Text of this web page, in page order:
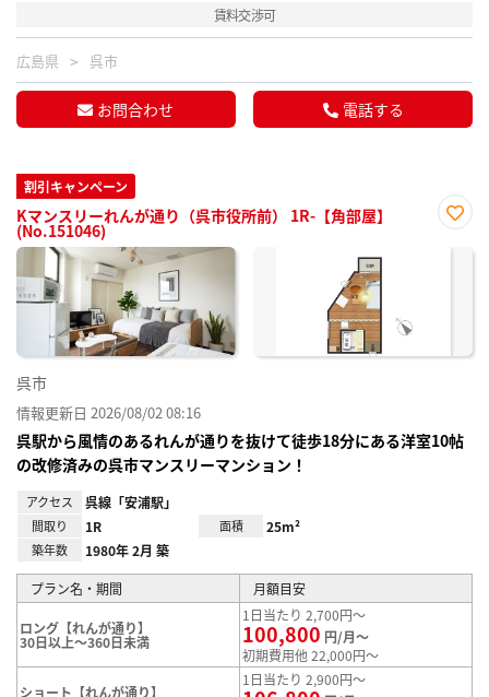
賃料交渉可
広島県 呉市
お問合わせ 電話する
割引キャンペーン
Kマンスリーれんが通り（呉市役所前） 1R-【角部屋】
(No.151046)
に入
呉市
情報更新日 2026/08/02 08:16
呉駅から風情のあるれんが通りを抜けて徒歩18分にある洋室10帖
の改修済みの呉市マンスリーマンション！
アクセス 呉線「安浦駅」
間取り 1R 面積 25m²
築年数 1980年 2月 築
プラン名・期間 月額目安
ロング【れんが通り】
30日以上～360日未満
1日当たり 2,700円～
100,800 円/月～
初期費用他 22,000円～
ショート【れんが通り】
1日当たり 2,900円～